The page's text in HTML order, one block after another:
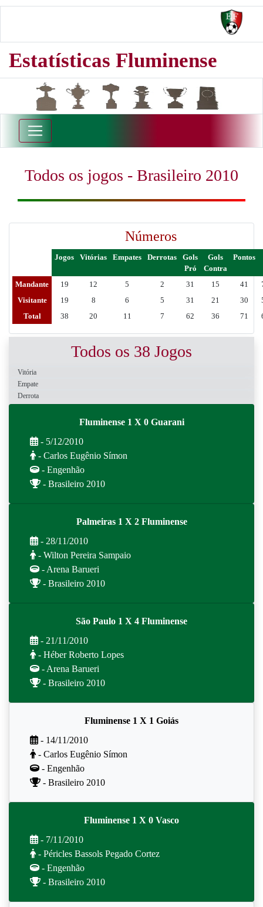
Estatísticas Fluminense
Todos os jogos - Brasileiro 2010
Números
Jogos Vitórias Empates Derrotas
Gols
Pró
Gols
Contra
Pontos
Mandante 19 12 5 2 31 15 41
Visitante
19 8 6 5 31 21 30
Total
38 20 11 7 62 36 71
Todos os 38 Jogos
Vitória
Empate
Derrota
Fluminense 1 X 0 Guarani
- 5/12/2010
- Carlos Eugênio Símon
- Engenhão
- Brasileiro 2010
Palmeiras 1 X 2 Fluminense
- 28/11/2010
- Wilton Pereira Sampaio
- Arena Barueri
- Brasileiro 2010
São Paulo 1 X 4 Fluminense
- 21/11/2010
- Héber Roberto Lopes
- Arena Barueri
- Brasileiro 2010
Fluminense 1 X 1 Goiás
- 14/11/2010
- Carlos Eugênio Símon
- Engenhão
- Brasileiro 2010
Fluminense 1 X 0 Vasco
- 7/11/2010
- Péricles Bassols Pegado Cortez
- Engenhão
- Brasileiro 2010